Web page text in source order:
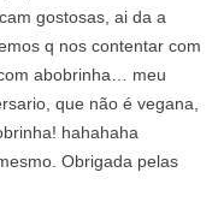
gostosas, ai da a
q nos contentar com
abobrinha… meu
que não é vegana,
hahahaha
Obrigada pelas